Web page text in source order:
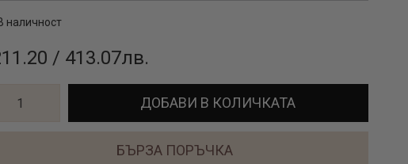
наличност
/ 413.07лв.
ДОБАВИ В КОЛИЧКАТА
БЪРЗА ПОРЪЧКА